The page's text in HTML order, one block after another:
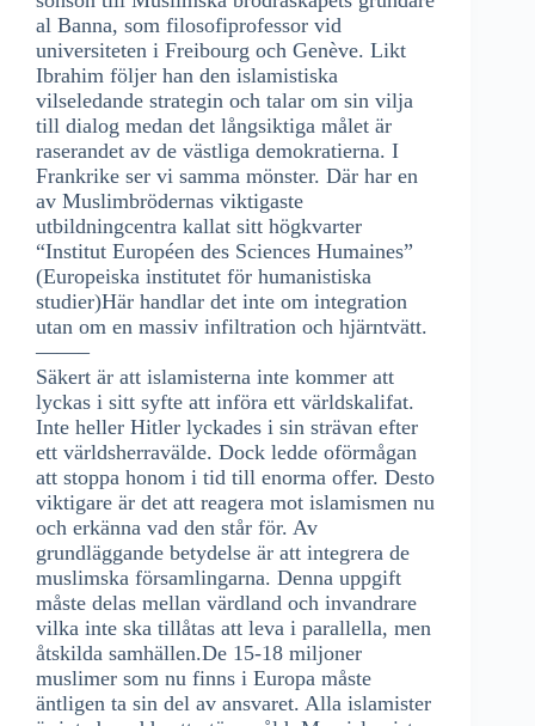
al Banna, som filosofiprofessor vid
universiteten i Freibourg och Genève. Likt
Ibrahim följer han den islamistiska
vilseledande strategin och talar om sin vilja
till dialog medan det långsiktiga målet är
raserandet av de västliga demokratierna. I
Frankrike ser vi samma mönster. Där har en
av Muslimbrödernas viktigaste
utbildningcentra kallat sitt högkvarter
“Institut Européen des Sciences Humaines”
(Europeiska institutet för humanistiska
studier)Här handlar det inte om integration
utan om en massiv infiltration och hjärntvätt.
——–
Säkert är att islamisterna inte kommer att
lyckas i sitt syfte att införa ett världskalifat.
Inte heller Hitler lyckades i sin strävan efter
ett världsherravälde. Dock ledde oförmågan
att stoppa honom i tid till enorma offer. Desto
viktigare är det att reagera mot islamismen nu
och erkänna vad den står för. Av
grundläggande betydelse är att integrera de
muslimska församlingarna. Denna uppgift
måste delas mellan värdland och invandrare
vilka inte ska tillåtas att leva i parallella, men
åtskilda samhällen.De 15-18 miljoner
muslimer som nu finns i Europa måste
äntligen ta sin del av ansvaret. Alla islamister